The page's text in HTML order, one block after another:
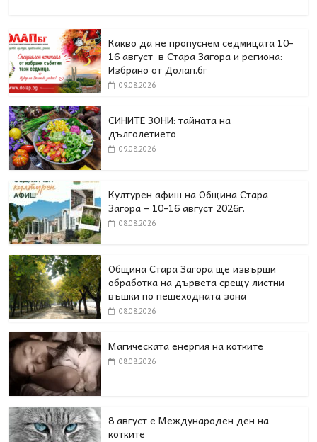
Какво да не пропуснем седмицата 10-
16 август в Стара Загора и региона:
Избрано от Долап.бг
09.08.2026
СИНИТЕ ЗОНИ: тайната на
дълголетието
09.08.2026
Културен афиш на Община Стара
Загора – 10-16 август 2026г.
08.08.2026
Община Стара Загора ще извърши
обработка на дървета срещу листни
въшки по пешеходната зона
08.08.2026
Магическата енергия на котките
08.08.2026
8 август е Международен ден на
котките